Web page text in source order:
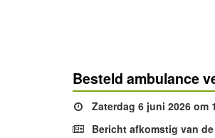
Besteld ambulance
Zaterdag 6 juni 2026 om
Bericht afkomstig van